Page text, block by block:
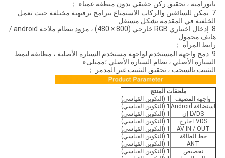
بانورامية ، تحقيق ركن حقيقي بدون منطقة عمياء ；
7. يمكن للسائقين والركاب الاستمتاع ببرامج ترفيهية مختلفة حيث تعمل
الخلفية في المقدمة بشكل مستقل
8. إدخال اختياري RGB خارجي (800 × 480) ، مزود بنظام ملاحة android /
هاتف محمول
رابط المرآة ；
9. دمج واجهة المستخدم لواجهة مستخدم السيارة الأصلية ، مطابقة لنمط
السيارة الأصلي ، نظام السيارة الأصلي ؛ممتلىء
التثبيت بالسحب ، تحقيق التثبيت غير المدمر ；
ملحقات المنتج
واجهة المضيف
1 (التكوين القياسي)
استضافة Android
1 (التكوين القياسي)
LVDS إن
1 (التكوين القياسي)
LVDS خارج
1 (التكوين القياسي)
AV IN / OUT
1 (التكوين القياسي)
خط الطاقة
1 (التكوين القياسي)
ANT
1 (التكوين القياسي)
تخصيص
1 (التكوين القياسي)